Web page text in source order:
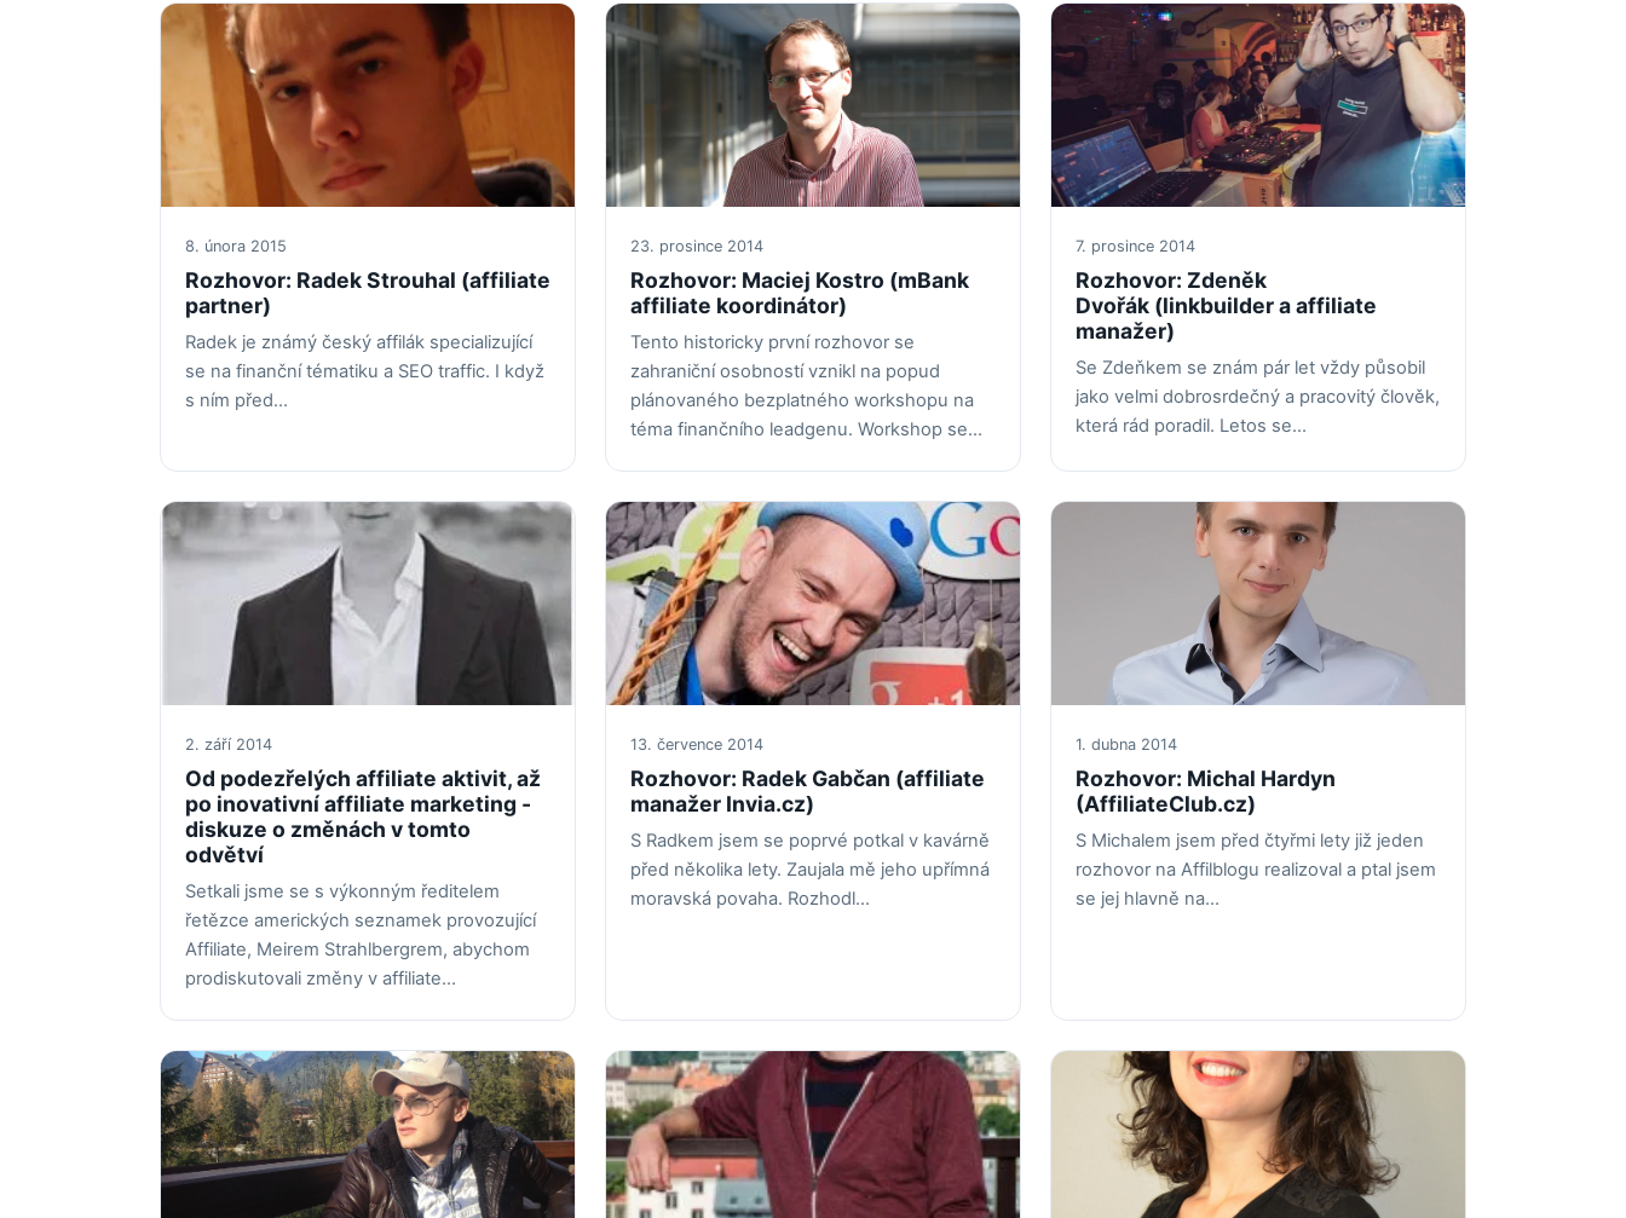
8. února 2015
Rozhovor: Radek Strouhal (affiliate
partner)
Radek je známý český affilák specializující
se na finanční tématiku a SEO traffic. I když
s ním před…
23. prosince 2014
Rozhovor: Maciej Kostro (mBank
affiliate koordinátor)
Tento historicky první rozhovor se
zahraniční osobností vznikl na popud
plánovaného bezplatného workshopu na
téma finančního leadgenu. Workshop se…
7. prosince 2014
Rozhovor: Zdeněk
Dvořák (linkbuilder a affiliate
manažer)
Se Zdeňkem se znám pár let vždy působil
jako velmi dobrosrdečný a pracovitý člověk,
která rád poradil. Letos se…
2. září 2014
Od podezřelých affiliate aktivit, až
po inovativní affiliate marketing -
diskuze o změnách v tomto
odvětví
Setkali jsme se s výkonným ředitelem
řetězce amerických seznamek provozující
Affiliate, Meirem Strahlbergrem, abychom
prodiskutovali změny v affiliate…
13. července 2014
Rozhovor: Radek Gabčan (affiliate
manažer Invia.cz)
S Radkem jsem se poprvé potkal v kavárně
před několika lety. Zaujala mě jeho upřímná
moravská povaha. Rozhodl…
1. dubna 2014
Rozhovor: Michal Hardyn
(AffiliateClub.cz)
S Michalem jsem před čtyřmi lety již jeden
rozhovor na Affilblogu realizoval a ptal jsem
se jej hlavně na…